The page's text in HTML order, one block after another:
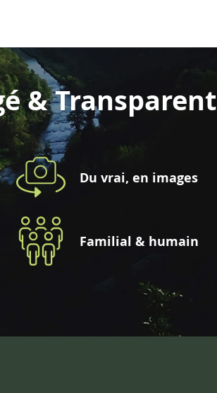
& Transparent
Du vrai, en images
Familial & humain